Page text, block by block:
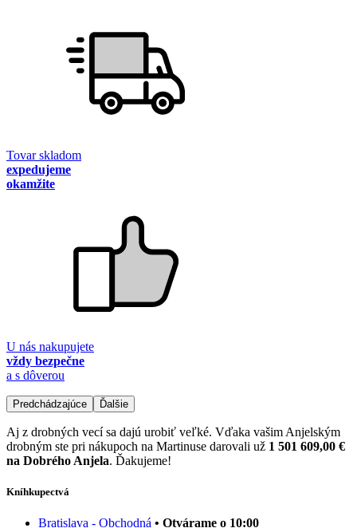
Tovar skladom
expedujeme
okamžite
U nás nakupujete
vždy bezpečne
a s dôverou
Predchádzajúce Ďalšie
Aj z drobných vecí sa dajú urobiť veľké. Vďaka vašim Anjelským
drobným ste pri nákupoch na Martinuse darovali už 1 501 609,00 €
na Dobrého Anjela. Ďakujeme!
Kníhkupectvá
Bratislava - Obchodná • Otvárame o 10:00